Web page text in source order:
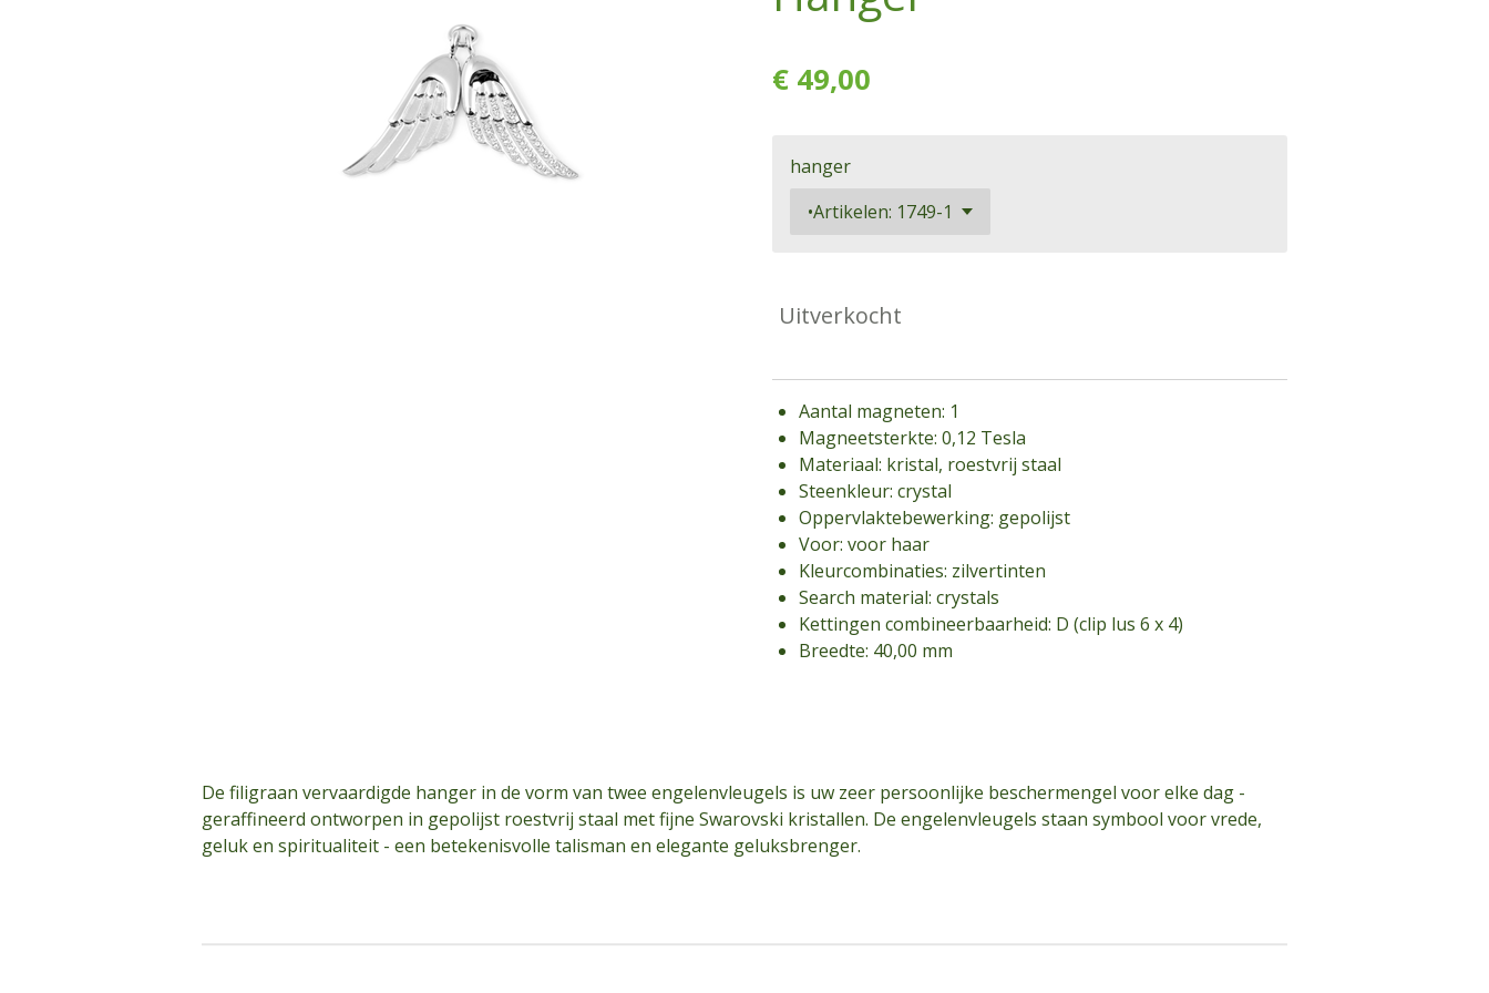
€ 49,00
hanger
Uitverkocht
Aantal magneten: 1
Magneetsterkte: 0,12 Tesla
Materiaal: kristal, roestvrij staal
Steenkleur: crystal
Oppervlaktebewerking: gepolijst
Voor: voor haar
Kleurcombinaties: zilvertinten
Search material: crystals
Kettingen combineerbaarheid: D (clip lus 6 x 4)
Breedte: 40,00 mm
De filigraan vervaardigde hanger in de vorm van twee engelenvleugels is uw zeer persoonlijke beschermengel voor elke dag -
geraffineerd ontworpen in gepolijst roestvrij staal met fijne Swarovski kristallen. De engelenvleugels staan symbool voor vrede,
geluk en spiritualiteit - een betekenisvolle talisman en elegante geluksbrenger.